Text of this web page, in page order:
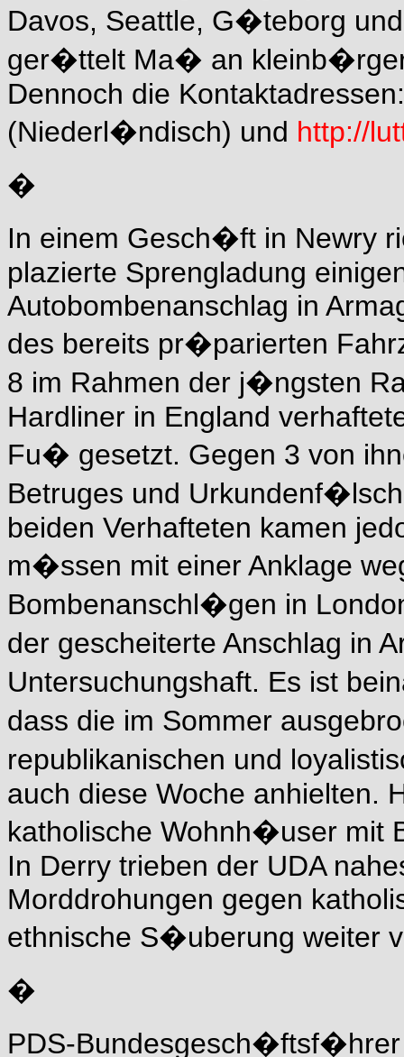
Davos, Seattle, G�teborg
ger�ttelt Ma� an
Dennoch die
(Niederl�ndisch) und http://
�
In einem Gesch�ft in Newry
plazierte Sprengladung
Autobombenanschlag in
des bereits pr�parierten
8 im Rahmen der j�ngsten
Hardliner in England
Fu� gesetzt. Gegen 3 von
Betruges und
beiden Verhafteten kamen
m�ssen mit einer Anklage
Bombenanschl�gen in
der gescheiterte Anschlag in
Untersuchungshaft. Es ist
dass die im Sommer
republikanischen und
auch diese Woche anhielten.
katholische Wohnh�user mit
In Derry trieben der UDA
Morddrohungen gegen
ethnische S�uberung weiter
�
PDS-